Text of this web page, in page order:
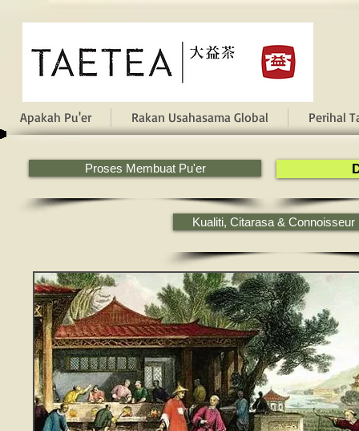
Apakah Pu'er Rakan Usahasama Global Perihal
Proses Membuat Pu'er
Kualiti, Citarasa & Connoisseur